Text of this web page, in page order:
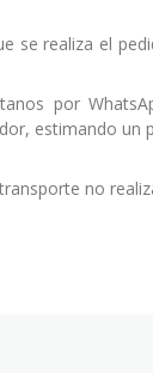
se realiza el
por
estimando
no